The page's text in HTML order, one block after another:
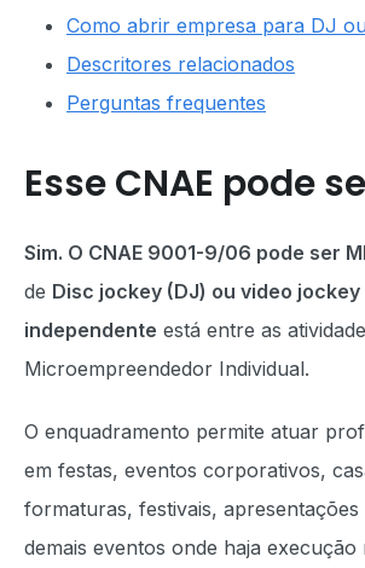
Como abrir empresa para DJ
Descritores relacionados
Perguntas frequentes
Esse CNAE pode
Sim. O CNAE 9001-9/06 pode ser
de Disc jockey (DJ) ou video jockey
independente está entre as
Microempreendedor Individual.
O enquadramento permite atuar
em festas, eventos corporativos,
formaturas, festivais, apresentações
demais eventos onde haja execução